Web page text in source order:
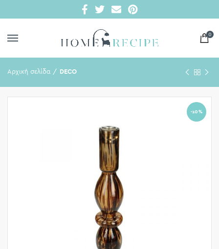
0
Αρχική σελίδα DECO
-10%